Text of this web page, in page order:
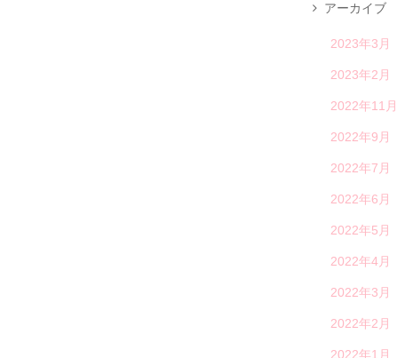
アーカイブ
2023年3月
2023年2月
2022年11月
2022年9月
2022年7月
2022年6月
2022年5月
2022年4月
2022年3月
2022年2月
2022年1月